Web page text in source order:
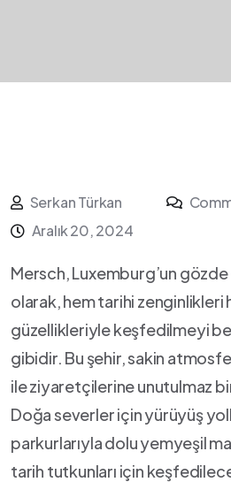
Serkan Türkan
Aralık 20, 2024
Mersch, Luxemburg’un
olarak, hem⁤ tarihi zenginlikleri
güzellikleriyle keşfedilmeyi‍
gibidir. Bu şehir, sakin
ile ziyaretçilerine unutulmaz
Doğa severler için yürüyüş
parkurlarıyla dolu yemyeşil
tarih tutkunları için